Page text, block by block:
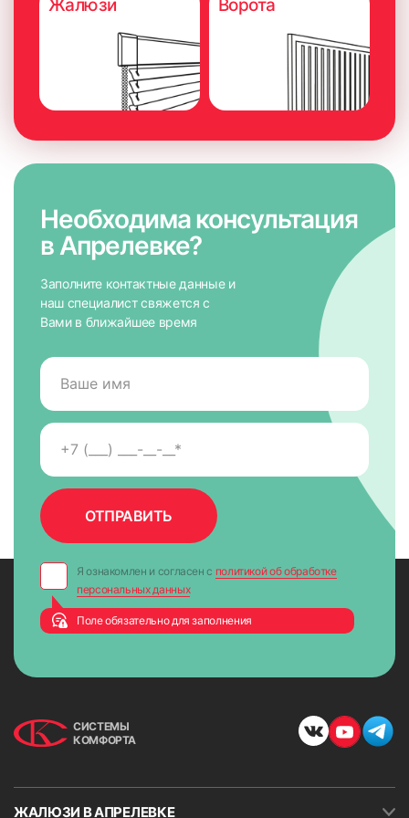
7. На направляющих снять защитную пленку для скотча,
приложить к окну и крепко прижать по всей высоте на 5-
10 сек. для максимально надежного крепления.
Жалюзи Ворота
Необходима консультация
в Апрелевке?
Заполните контактные данные и
наш специалист свяжется с
Вами в ближайшее время
Я ознакомлен и согласен с политикой об обработке
персональных данных
Поле обязательно для заполнения
СИСТЕМЫ
КОМФОРТА
ЖАЛЮЗИ В АПРЕЛЕВКЕ